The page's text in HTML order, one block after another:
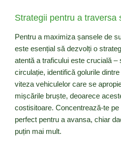
Strategii pentru a traversa
Pentru a maximiza șansele de
este esențial să dezvolți o
atentă a traficului este crucială –
circulație, identifică golurile
viteza vehiculelor care se
mișcările bruște, deoarece
costisitoare. Concentrează-te
perfect pentru a avansa, chiar
puțin mai mult.